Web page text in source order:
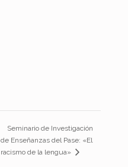
Seminario de Investigación
de Enseñanzas del Pase: «El
racismo de la lengua»